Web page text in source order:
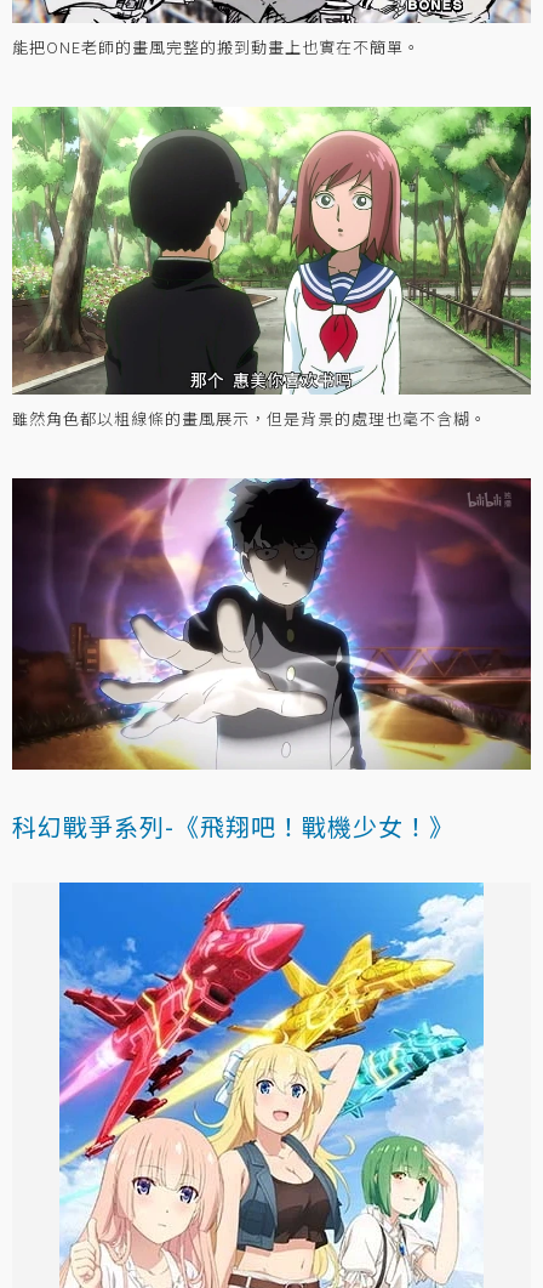
能把ONE老師的畫風完整的搬到動畫上也實在不簡單。
雖然角色都以粗線條的畫風展示，但是背景的處理也毫不含糊。
科幻戰爭系列-《飛翔吧！戰機少女！》